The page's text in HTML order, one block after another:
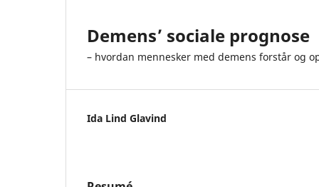
Demens’ sociale prognose
– hvordan mennesker med demens forstår og
Ida Lind Glavind